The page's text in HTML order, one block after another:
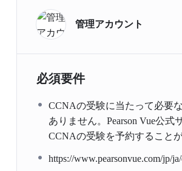
管理アカウント
必須要件
CCNAの受験に当たって必要
ありません。Pearson Vue公式
CCNAの受験を予約することが
https://www.pearsonvue.com/jp/